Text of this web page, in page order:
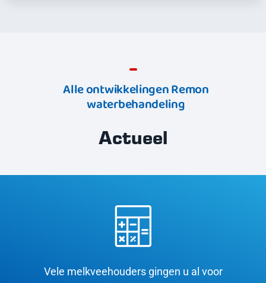
Alle ontwikkelingen Remon
waterbehandeling
Actueel
Vele melkveehouders gingen u al voor